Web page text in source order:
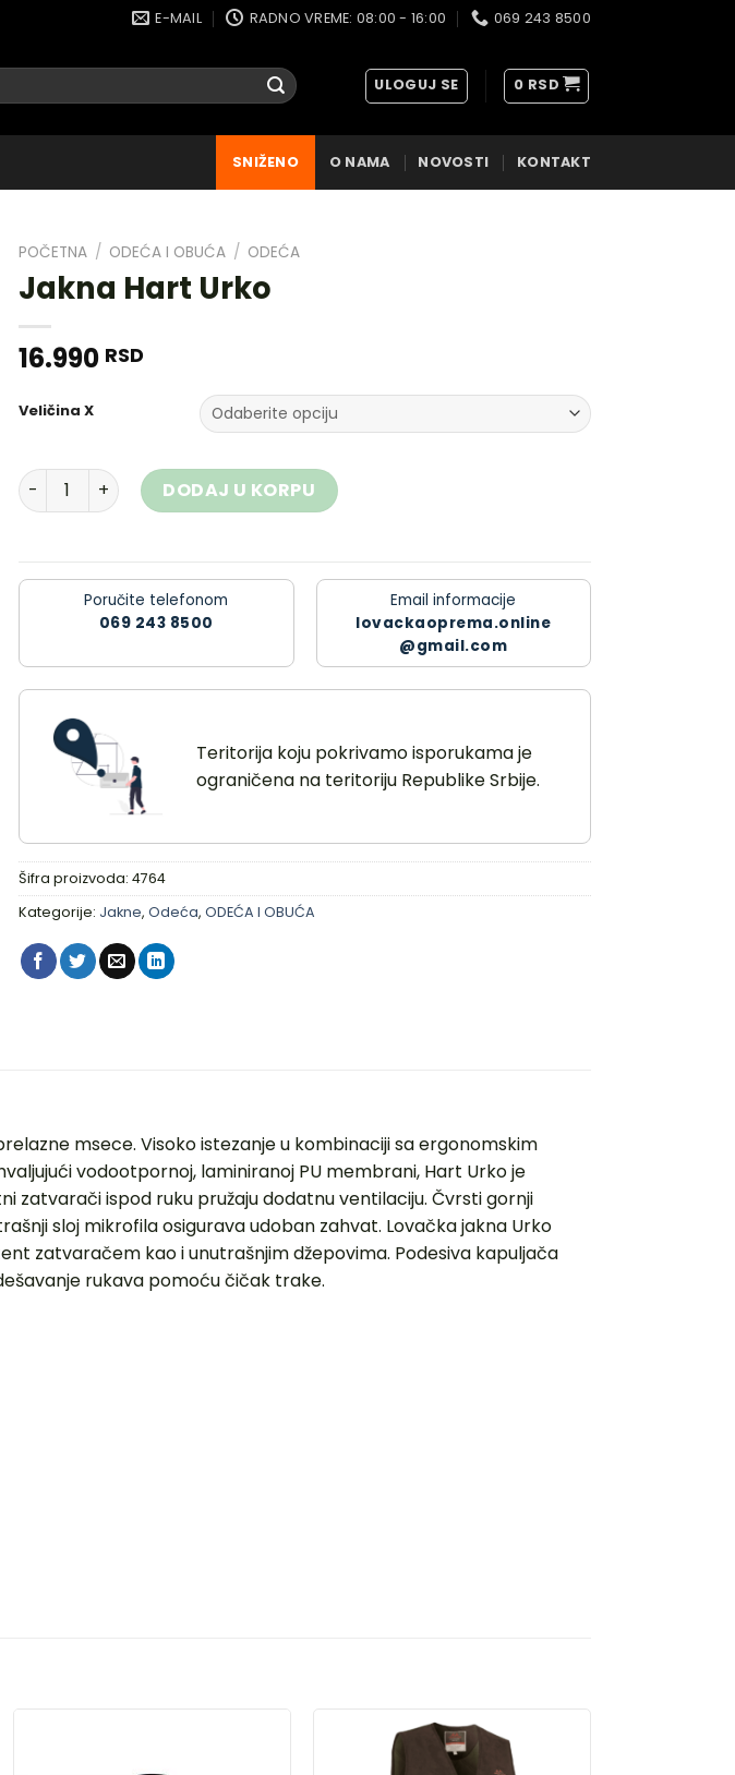
E-MAIL RADNO VREME: 08:00 - 16:00 069 243 8500
ULOGUJ SE 0 RSD
SNIŽENO O NAMA NOVOSTI KONTAKT
POČETNA / ODEĆA I OBUĆA / ODEĆA
Jakna Hart Urko
16.990 RSD
Veličina X
Jakna Hart Urko količinaDODAJ U KORPU
Poručite telefonom
069 243 8500
Email informacije
lovackaoprema.online
@gmail.com
Teritorija koju pokrivamo isporukama je
ograničena na teritoriju Republike Srbije.
Šifra proizvoda: 4764
Kategorije: Jakne, Odeća, ODEĆA I OBUĆA
msece. Visoko istezanje u kombinaciji sa ergonomskim
vodootpornoj, laminiranoj PU membrani, Hart Urko je
ispod ruku pružaju dodatnu ventilaciju. Čvrsti gornji
sloj mikrofila osigurava udoban zahvat. Lovačka jakna Urko
zatvaračem kao i unutrašnjim džepovima. Podesiva kapuljača
rukava pomoću čičak trake.